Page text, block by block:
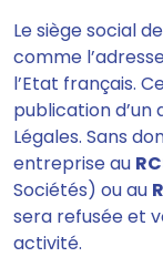
Le siège social
comme
l’Etat français.
publication d’un
Légales. Sans
entreprise au
Sociétés) ou au
sera refusée et
activité.